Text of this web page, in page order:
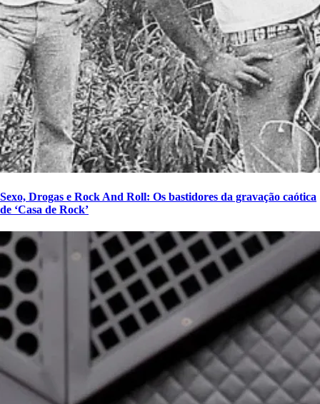
Sexo, Drogas e Rock And Roll: Os bastidores da gravação caótica
de ‘Casa de Rock’